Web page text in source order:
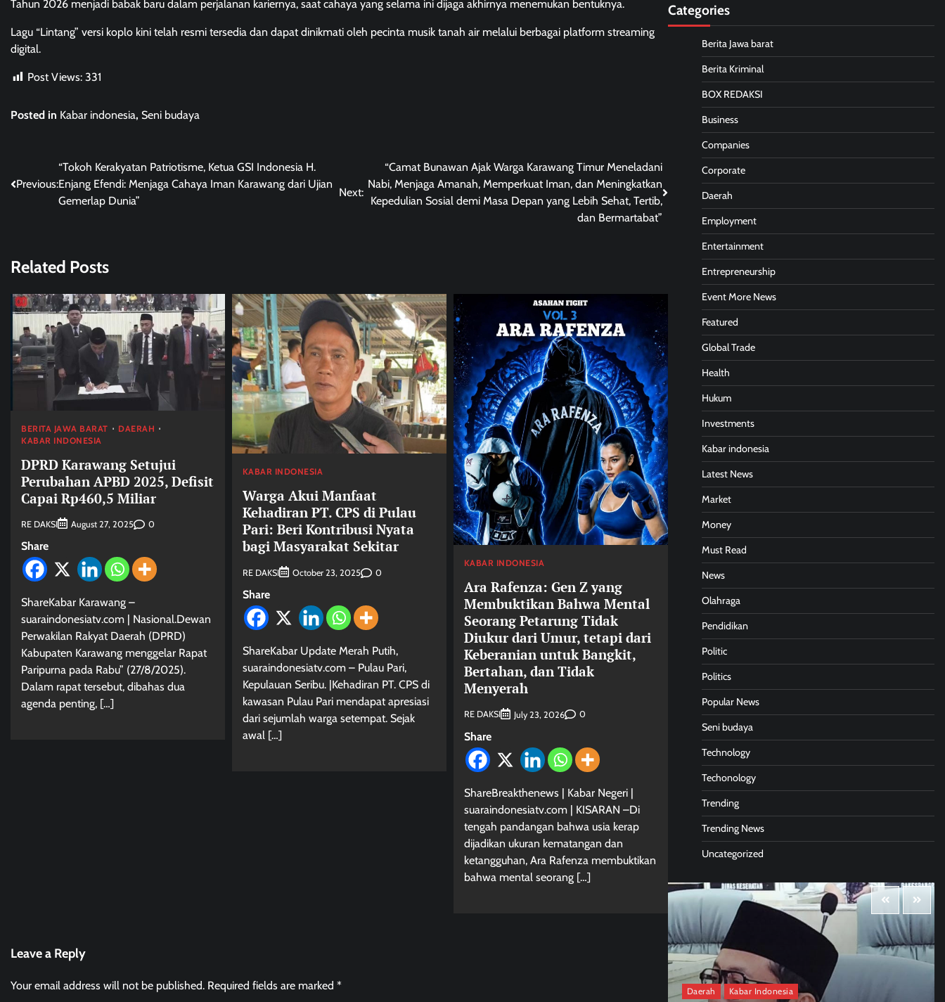
Tahun 2026 menjadi babak baru dalam perjalanan kariernya, saat cahaya yang selama ini dijaga akhirnya menemukan bentuknya.
Lagu “Lintang” versi koplo kini telah resmi tersedia dan dapat dinikmati oleh pecinta musik tanah air melalui berbagai platform streaming
digital.
Post Views: 331
Posted in Kabar indonesia, Seni budaya
navigation
Previous:
“Tokoh Kerakyatan Patriotisme, Ketua GSI Indonesia H.
Enjang Efendi: Menjaga Cahaya Iman Karawang dari Ujian
Gemerlap Dunia”
Next:
“Camat Bunawan Ajak Warga Karawang Timur Meneladani
Nabi, Menjaga Amanah, Memperkuat Iman, dan Meningkatkan
Kepedulian Sosial demi Masa Depan yang Lebih Sehat, Tertib,
dan Bermartabat”
Related Posts
BERITA JAWA BARAT
DAERAH
KABAR INDONESIA
DPRD Karawang Setujui
Perubahan APBD 2025, Defisit
Capai Rp460,5 Miliar
RE DAKSI August 27, 2025 0
Share
ShareKabar Karawang –
suaraindonesiatv.com | Nasional.Dewan
Perwakilan Rakyat Daerah (DPRD)
Kabupaten Karawang menggelar Rapat
Paripurna pada Rabu” (27/8/2025).
Dalam rapat tersebut, dibahas dua
agenda penting, […]
KABAR INDONESIA
Warga Akui Manfaat
Kehadiran PT. CPS di Pulau
Pari: Beri Kontribusi Nyata
bagi Masyarakat Sekitar
RE DAKSI October 23, 2025 0
Share
ShareKabar Update Merah Putih,
suaraindonesiatv.com – Pulau Pari,
Kepulauan Seribu. |Kehadiran PT. CPS di
kawasan Pulau Pari mendapat apresiasi
dari sejumlah warga setempat. Sejak
awal […]
KABAR INDONESIA
Ara Rafenza: Gen Z yang
Membuktikan Bahwa Mental
Seorang Petarung Tidak
Diukur dari Umur, tetapi dari
Keberanian untuk Bangkit,
Bertahan, dan Tidak
Menyerah
RE DAKSI July 23, 2026 0
Share
ShareBreakthenews | Kabar Negeri |
suaraindonesiatv.com | KISARAN –Di
tengah pandangan bahwa usia kerap
dijadikan ukuran kematangan dan
ketangguhan, Ara Rafenza membuktikan
bahwa mental seorang […]
Leave a Reply
Your email address will not be published. Required fields are marked *
Categories
Berita Jawa barat
Berita Kriminal
BOX REDAKSI
Business
Companies
Corporate
Daerah
Employment
Entertainment
Entrepreneurship
Event More News
Featured
Global Trade
Health
Hukum
Investments
Kabar indonesia
Latest News
Market
Money
Must Read
News
Olahraga
Pendidikan
Politic
Politics
Popular News
Seni budaya
Technology
Techonology
Trending
Trending News
Uncategorized
Daerah Kabar Indonesia